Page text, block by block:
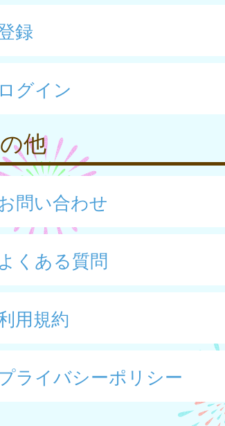
録
ログイン
他
問い合わせ
よくある質問
用規約
ライバシーポリシー